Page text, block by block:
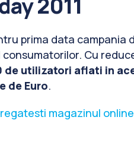
prima data campania
Cu
de utilizatori aflati in
de Euro.
magazinul